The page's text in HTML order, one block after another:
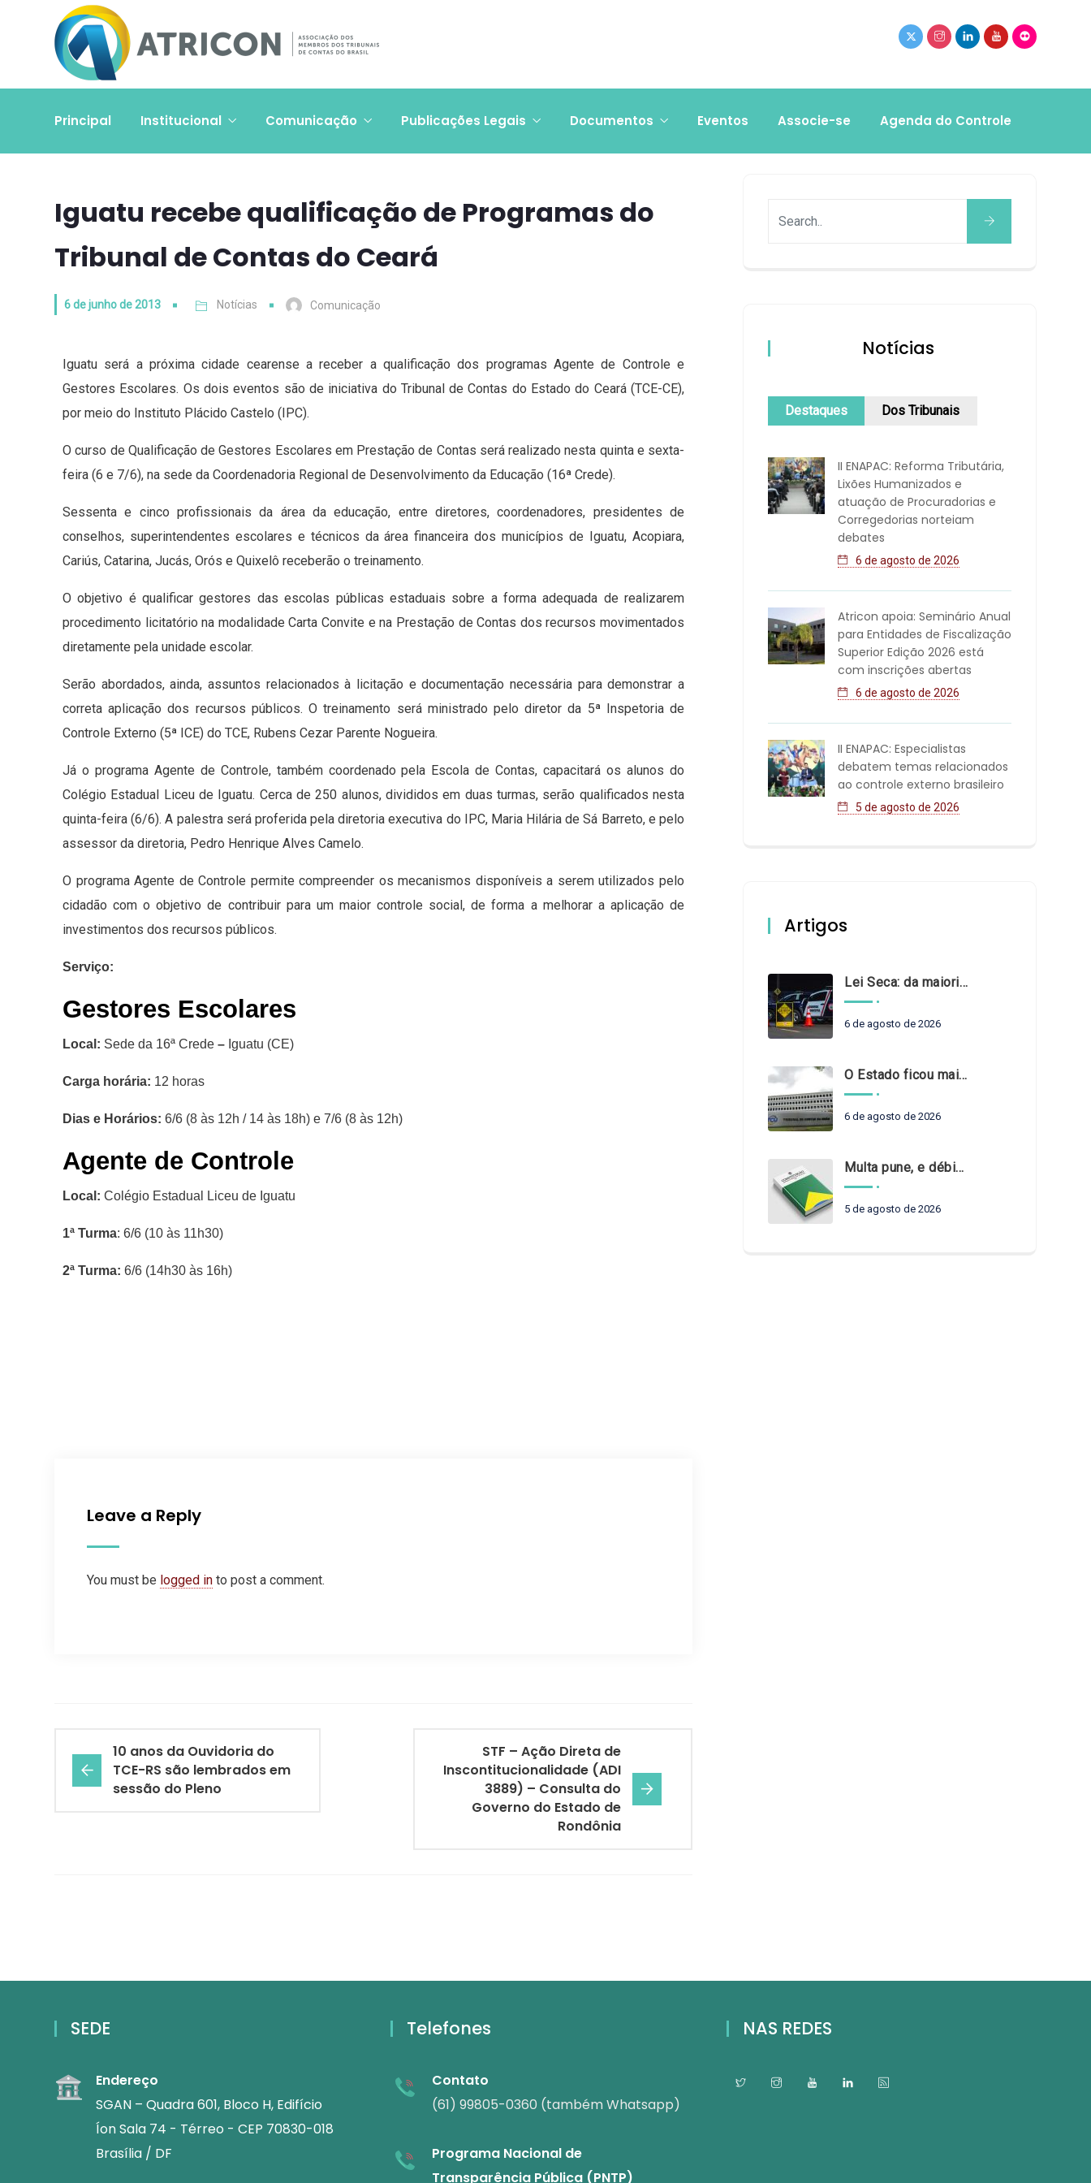
Principal Institucional Comunicação Publicações Legais Documentos Eventos Associe-se Agenda do Controle
Iguatu recebe qualificação de Programas do
Tribunal de Contas do Ceará
6 de junho de 2013 Notícias Comunicação
Iguatu será a próxima cidade cearense a receber a qualificação dos programas Agente de Controle e
Gestores Escolares. Os dois eventos são de iniciativa do Tribunal de Contas do Estado do Ceará (TCE-CE),
por meio do Instituto Plácido Castelo (IPC).
O curso de Qualificação de Gestores Escolares em Prestação de Contas será realizado nesta quinta e sexta-
feira (6 e 7/6), na sede da Coordenadoria Regional de Desenvolvimento da Educação (16ª Crede).
Sessenta e cinco profissionais da área da educação, entre diretores, coordenadores, presidentes de
conselhos, superintendentes escolares e técnicos da área financeira dos municípios de Iguatu, Acopiara,
Cariús, Catarina, Jucás, Orós e Quixelô receberão o treinamento.
O objetivo é qualificar gestores das escolas públicas estaduais sobre a forma adequada de realizarem
procedimento licitatório na modalidade Carta Convite e na Prestação de Contas dos recursos movimentados
diretamente pela unidade escolar.
Serão abordados, ainda, assuntos relacionados à licitação e documentação necessária para demonstrar a
correta aplicação dos recursos públicos. O treinamento será ministrado pelo diretor da 5ª Inspetoria de
Controle Externo (5ª ICE) do TCE, Rubens Cezar Parente Nogueira.
Já o programa Agente de Controle, também coordenado pela Escola de Contas, capacitará os alunos do
Colégio Estadual Liceu de Iguatu. Cerca de 250 alunos, divididos em duas turmas, serão qualificados nesta
quinta-feira (6/6). A palestra será proferida pela diretoria executiva do IPC, Maria Hilária de Sá Barreto, e pelo
assessor da diretoria, Pedro Henrique Alves Camelo.
O programa Agente de Controle permite compreender os mecanismos disponíveis a serem utilizados pelo
cidadão com o objetivo de contribuir para um maior controle social, de forma a melhorar a aplicação de
investimentos dos recursos públicos.
Serviço:
Gestores Escolares
Local: Sede da 16ª Crede – Iguatu (CE)
Carga horária: 12 horas
Dias e Horários: 6/6 (8 às 12h / 14 às 18h) e 7/6 (8 às 12h)
Agente de Controle
Local: Colégio Estadual Liceu de Iguatu
1ª Turma: 6/6 (10 às 11h30)
2ª Turma: 6/6 (14h30 às 16h)
Leave a Reply
You must be logged in to post a comment.
10 anos da Ouvidoria do
TCE-RS são lembrados em
sessão do Pleno
STF – Ação Direta de
Inscontitucionalidade (ADI
3889) – Consulta do
Governo do Estado de
Rondônia
Notícias
Destaques Dos Tribunais
II ENAPAC: Reforma Tributária,
Lixões Humanizados e
atuação de Procuradorias e
Corregedorias norteiam
debates
6 de agosto de 2026
Atricon apoia: Seminário Anual
para Entidades de Fiscalização
Superior Edição 2026 está
com inscrições abertas
6 de agosto de 2026
II ENAPAC: Especialistas
debatem temas relacionados
ao controle externo brasileiro
5 de agosto de 2026
Artigos
Lei Seca: da maioridade à maturidade
6 de agosto de 2026
O Estado ficou mais complexo. O controle precisa acompanhar
6 de agosto de 2026
Multa pune, e débito recompõe. § 3º do art. 71 da Constituição: um problema de legística formal
5 de agosto de 2026
SEDE
Endereço
SGAN – Quadra 601, Bloco H, Edifício
Íon Sala 74 - Térreo - CEP 70830-018
Brasília / DF
Telefones
Contato
(61) 99805-0360 (também Whatsapp)
Programa Nacional de
Transparência Pública (PNTP)
NAS REDES